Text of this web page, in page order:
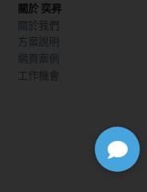
關於 奕昇
關於我們
方案說明
網頁案例
工作機會